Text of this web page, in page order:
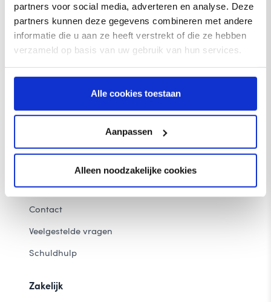
partners voor social media, adverteren en analyse. Deze
partners kunnen deze gegevens combineren met andere
informatie die u aan ze heeft verstrekt of die ze hebben
verzameld op basis van uw gebruik van hun services.
Alle cookies toestaan
Aanpassen
Alleen noodzakelijke cookies
Cookies NL
Direct betalen
Login Mijn coeo
Contact
Veelgestelde vragen
Schuldhulp
Zakelijk